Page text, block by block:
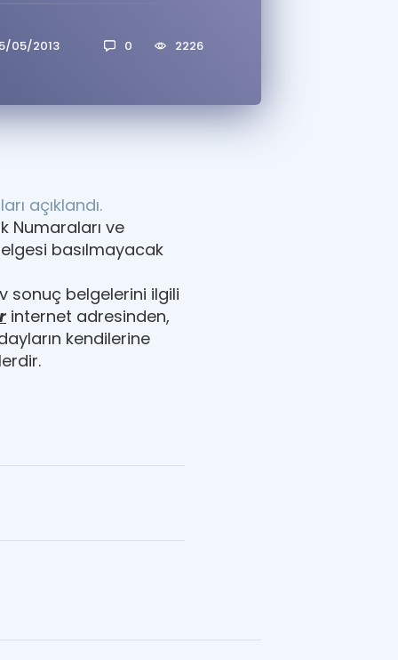
05/2013 0 2226
açıklandı.
Numaraları ve
basılmayacak
sonuç belgelerini ilgili
internet adresinden,
kendilerine